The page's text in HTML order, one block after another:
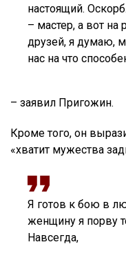
настоящий.
– мастер, а вот на
друзей, я думаю,
нас на что
– заявил Пригожин.
Кроме того, он
«хватит мужества
Я готов к бою в
женщину я порву
Навсегда,